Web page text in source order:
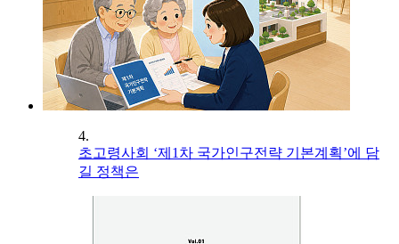
4.
초고령사회 ‘제1차 국가인구전략 기본계획’에 담
길 정책은